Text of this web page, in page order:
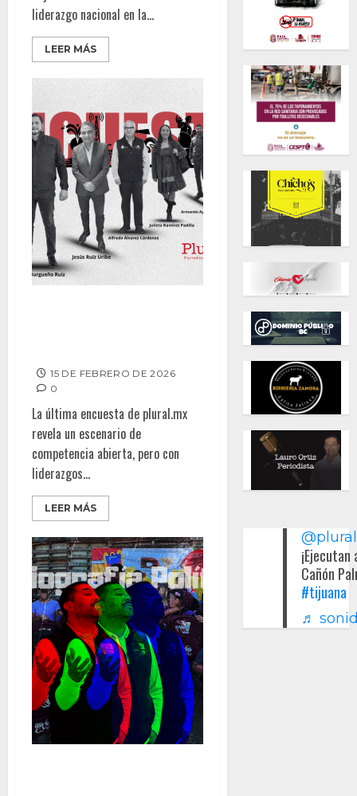
liderazgo nacional en la...
LEER MÁS
15 DE FEBRERO DE 2026
0
La última encuesta de plural.mx
revela un escenario de
competencia abierta, pero con
liderazgos...
LEER MÁS
Cañón
#tijuana
♬